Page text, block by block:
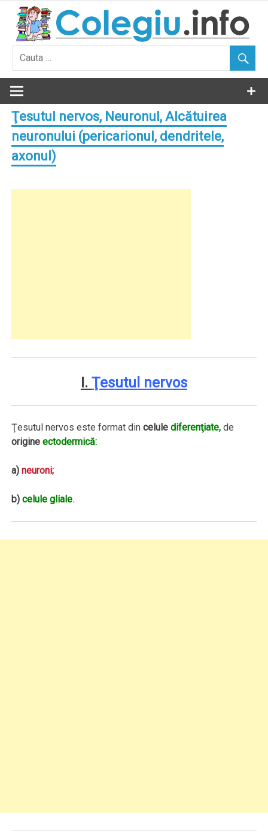
content
Ţesutul nervos, Neuronul, Alcătuirea
neuronului (pericarionul, dendritele,
axonul)
I. Ţesutul nervos
Ţesutul nervos este format dincelulediferenţiate, de
origineectodermică:
a)neuroni;
b) celule gliale.